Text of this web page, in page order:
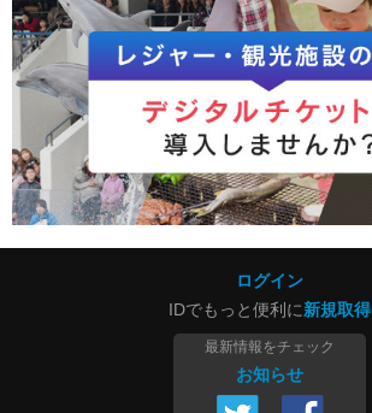
ログイン
IDでもっと便利に新規取得
最新情報をチェック
お知らせ